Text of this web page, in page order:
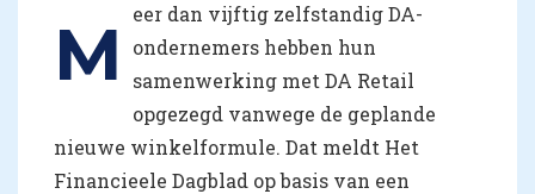
M
eer dan vijftig zelfstandig DA-
ondernemers hebben hun
samenwerking met DA Retail
opgezegd vanwege de geplande
nieuwe winkelformule. Dat meldt Het
Financieele Dagblad op basis van een